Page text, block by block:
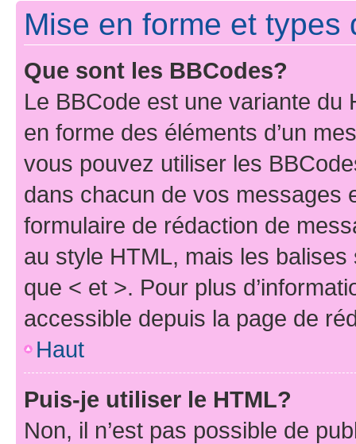
Mise en forme et types
Que sont les BBCodes?
Le BBCode est une variante du
en forme des éléments d’un
vous pouvez utiliser les
dans chacun de vos messages
formulaire de rédaction de
au style HTML, mais les
que < et >. Pour plus
accessible depuis la page de
Haut
Puis-je utiliser le HTML?
Non, il n’est pas possible de